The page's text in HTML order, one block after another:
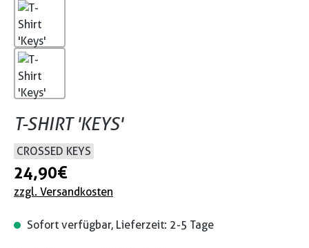
T-SHIRT 'KEYS'
CROSSED KEYS
24,90 €
zzgl. Versandkosten
Sofort verfügbar, Lieferzeit: 2-5 Tage